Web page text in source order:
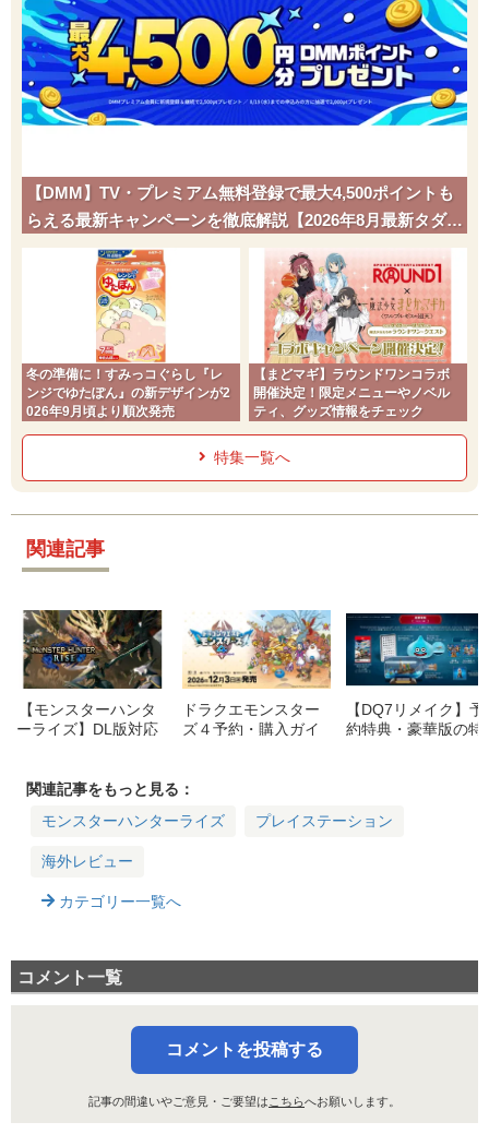
【DMM】TV・プレミアム無料登録で最大4,500ポイントも
らえる最新キャンペーンを徹底解説【2026年8月最新タダポ
チ】
冬の準備に！すみっコぐらし『レ
ンジでゆたぽん』の新デザインが2
026年9月頃より順次発売
【まどマギ】ラウンドワンコラボ
開催決定！限定メニューやノベル
ティ、グッズ情報をチェック
特集一覧へ
関連記事
【モンスターハンタ
ーライズ】DL版対応
価格ショップ比較ま
ドラクエモンスター
ズ４予約・購入ガイ
【DQ7リメイク】予
約特典・豪華版の特
エストVII Reimagin
関連記事をもっと見る：
モンスターハンターライズ
プレイステーション
海外レビュー
カテゴリー一覧へ
コメント一覧
コメントを投稿する
記事の間違いやご意見・ご要望はこちらへお願いします。